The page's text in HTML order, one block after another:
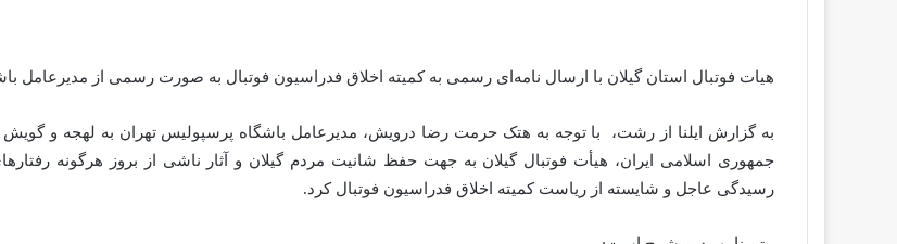
هیات فوتبال استان گیلان با ارسال نامه‌ای رسمی به کمیته اخلاق فدراسیون فوتبال به صورت رسمی از مدیرعامل
به گزارش ایلنا از رشت، با توجه به هتک حرمت رضا درویش، مدیرعامل باشگاه پرسپولیس تهران به لهجه و گویش
جمهوری اسلامی ایران، هیأت فوتبال گیلان به جهت حفظ شانیت مردم گیلان و آثار ناشی از بروز هرگونه
رسیدگی عاجل و شایسته از ریاست کمیته اخلاق فدراسیون فوتبال کرد.